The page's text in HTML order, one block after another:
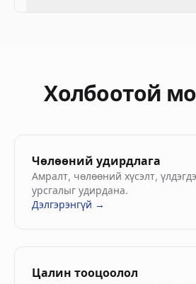
Холбоотой
Чөлөөний удирдлага
Амралт, чөлөөний хүсэлт,
урсгалыг удирдана.
Дэлгэрэнгүй →
Цалин тооцоолол